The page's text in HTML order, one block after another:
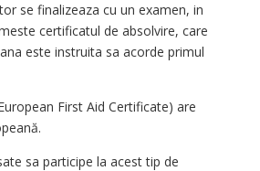
se finalizeaza cu un examen, in
certificatul de absolvire, care
este instruita sa acorde primul
First Aid Certificate) are
sa participe la acest tip de